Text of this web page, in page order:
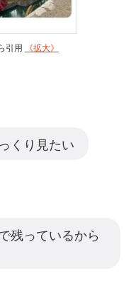
引用 《拡大》
くり見たい
残っているから